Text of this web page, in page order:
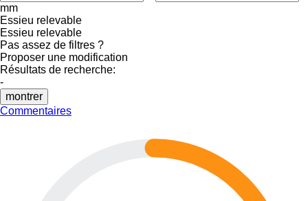
mm
Essieu relevable
Essieu relevable
Pas assez de filtres ?
Proposer une modification
Résultats de recherche:
-
montrer
Commentaires